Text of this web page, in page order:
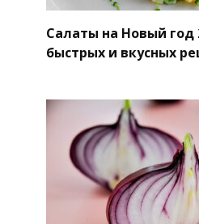
Салаты на Новый год
быстрых и вкусных